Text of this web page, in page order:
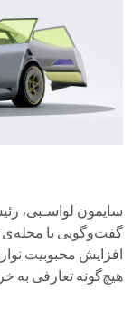
سایمون لواسـبی،
افزایش محبوبیت
هیچ‌گونه تعارفی به